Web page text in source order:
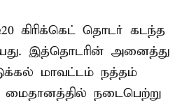
கிரிக்கெட் தொடர் கடந்த
இத்தொடரின் அனைத்து
மாவட்டம் நத்தம்
மைதானத்தில் நடைபெற்று